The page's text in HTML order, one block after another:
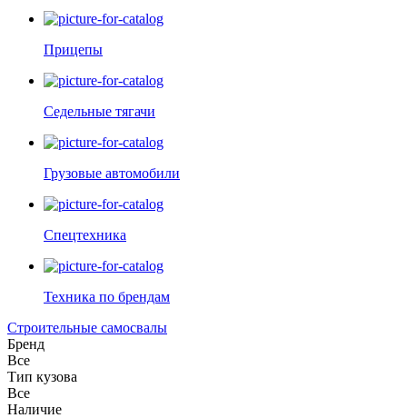
Прицепы
Седельные тягачи
Грузовые автомобили
Спецтехника
Техника по брендам
Строительные самосвалы
Бренд
Все
Тип кузова
Все
Наличие